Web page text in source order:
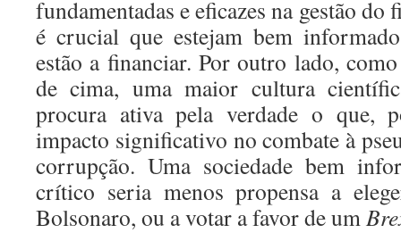
fundamentadas e eficazes na gestão
é crucial que estejam bem
estão a financiar. Por outro lado,
de cima, uma maior cultura
procura ativa pela verdade o que,
impacto significativo no combate à
corrupção. Uma sociedade bem
crítico seria menos propensa a
Bolsonaro, ou a votar a favor de um